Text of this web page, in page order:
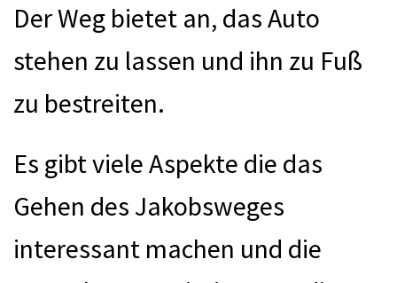
Der Weg bietet an, das Auto
stehen zu lassen und ihn zu Fuß
zu bestreiten.
Es gibt viele Aspekte die das
Gehen des Jakobsweges
interessant machen und die